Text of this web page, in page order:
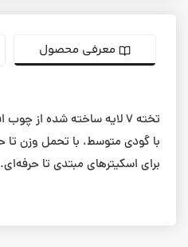
معرفی محصول
برای اسکیترهای مبتدی تا حرفه‌ای.